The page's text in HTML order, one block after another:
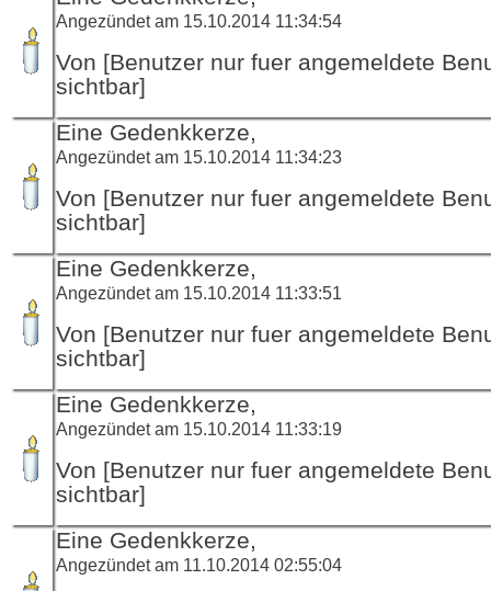
Angezündet am 15.10.2014 11:34:54
Von [Benutzer nur fuer angemeldete
sichtbar]
Eine Gedenkkerze,
Angezündet am 15.10.2014 11:34:23
Von [Benutzer nur fuer angemeldete
sichtbar]
Eine Gedenkkerze,
Angezündet am 15.10.2014 11:33:51
Von [Benutzer nur fuer angemeldete
sichtbar]
Eine Gedenkkerze,
Angezündet am 15.10.2014 11:33:19
Von [Benutzer nur fuer angemeldete
sichtbar]
Eine Gedenkkerze,
Angezündet am 11.10.2014 02:55:04